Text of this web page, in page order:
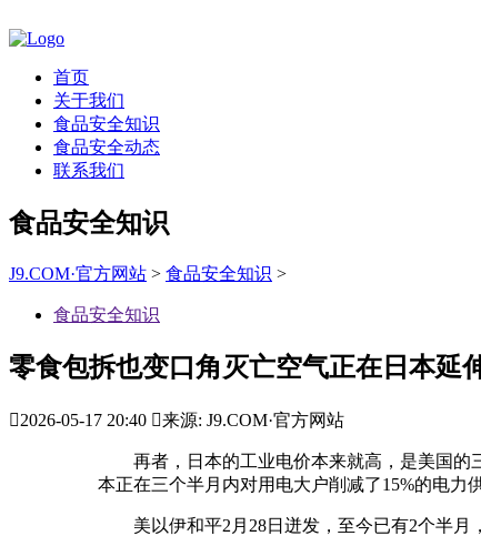
首页
关于我们
食品安全知识
食品安全动态
联系我们
食品安全知识
J9.COM·官方网站 > 食品安全知识 >
食品安全知识
零食包拆也变口角灭亡空气正在日本延
2026-05-17 20:40 来源: J9.COM·官方网站
再者，日本的工业电价本来就高，是美国的三
本正在三个半月内对用电大户削减了15%的电力
美以伊和平2月28日迸发，至今已有2个半月